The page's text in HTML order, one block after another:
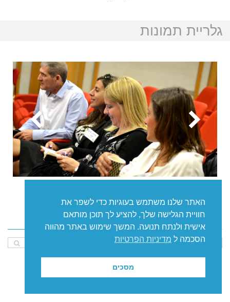
גלריית תמונות
חיפוש באתר
גלילה
האתר שלנו משתמש בעוגיות כדי לשפר את
חוויית הגלישה שלך, להציע לך תוכן מותאם
אישית ולנתח תנועה. המשך שימוש באתר מהווה
הסכמה ל מדיניות הפרטיות
מסכים